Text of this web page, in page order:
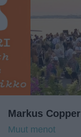
Markus Copper
Muut menot